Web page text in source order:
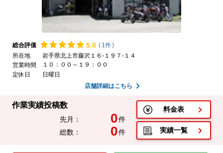
総合評価 5.0 ( 1件)
所在地
岩手県北上市藤沢１６-１９７-１４
営業時間
１０：００～１９：００
定休日
日曜日
店舗詳細はこちら
作業実績投稿数
先月： 0件
総数：
0件
料金表
実績一覧